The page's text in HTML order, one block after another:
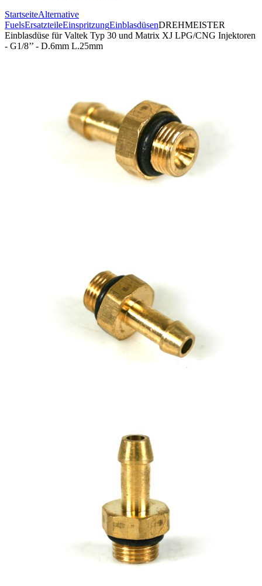
StartseiteAlternative
FuelsErsatzteileEinspritzungEinblasdüsenDREHMEISTER
Einblasdüse für Valtek Typ 30 und Matrix XJ LPG/CNG Injektoren
- G1/8’’ - D.6mm L.25mm